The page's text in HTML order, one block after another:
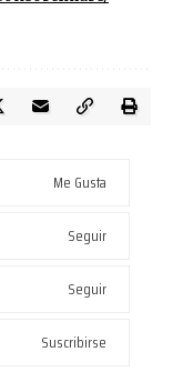
Me Gusta
Seguir
Seguir
Suscribirse